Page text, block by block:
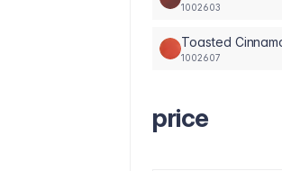
1002603
Toasted
1002607
price